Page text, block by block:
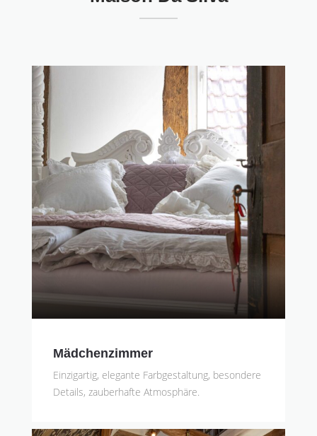
Mädchenzimmer
Einzigartig, elegante Farbgestaltung, besondere
Details, zauberhafte Atmosphäre.